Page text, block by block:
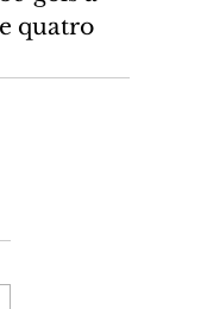
quatro